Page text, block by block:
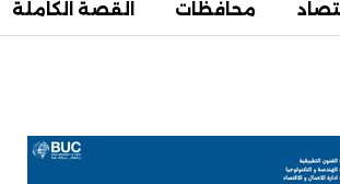
محافظات القصة الكاملة